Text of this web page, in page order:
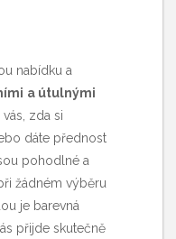
nabídku a
a útulnými
vás, zda si
dáte přednost
pohodlné a
žádném výběru
je barevná
přijde skutečně